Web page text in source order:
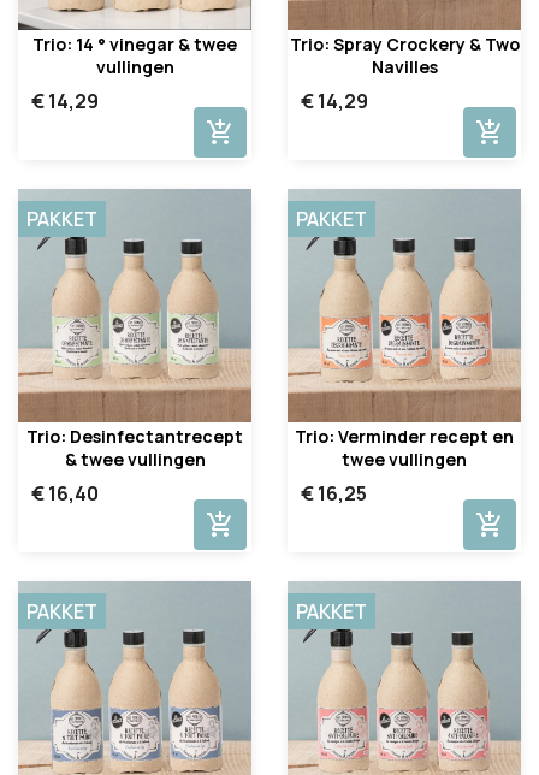
Trio: 14 ° vinegar & twee
vullingen
€ 14,29
add_shopping_cart
Trio: Spray Crockery & Two
Navilles
€ 14,29
add_shopping_cart
Trio: Desinfectantrecept
& twee vullingen
€ 16,40
PAKKET
add_shopping_cart
Trio: Verminder recept en
twee vullingen
€ 16,25
PAKKET
add_shopping_cart
PAKKET PAKKET